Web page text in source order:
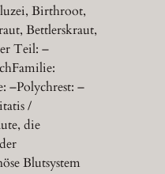
Birthroot,
Bettlerskraut,
Teil: –
–Polychrest: –
/
die
Blutsystem